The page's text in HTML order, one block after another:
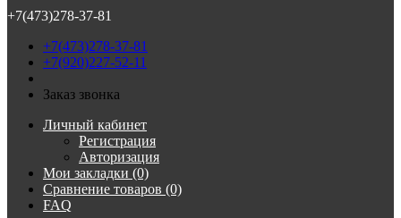
+7(473)278-37-81
+7(473)278-37-81
+7(920)227-52-11
Заказ звонка
Личный кабинет
Регистрация
Авторизация
Мои закладки (0)
Сравнение товаров (0)
FAQ